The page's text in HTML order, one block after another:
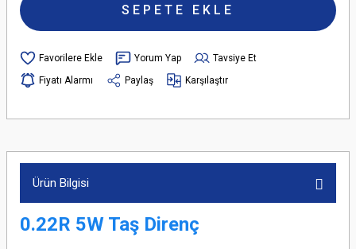
SEPETE EKLE
Yorum Yap
Tavsiye Et
Fiyatı Alarmı
Paylaş Karşılaştır
Ürün Bilgisi
0.22R 5W Taş Direnç